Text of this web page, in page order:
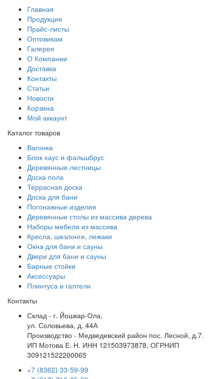
Главная
Продукция
Прайс-листы
Оптовикам
Галерея
О Компании
Доставка
Контакты
Статьи
Новости
Корзина
Мой аккаунт
Каталог товаров
Вагонка
Блок хаус и фальшбрус
Деревянные лестницы
Доска пола
Террасная доска
Доска для бани
Погонажные изделия
Деревянные столы из массива дерева
Наборы мебели из массива
Кресла, шезлонги, лежаки
Окна для бани и сауны
Двери для бани и сауны
Барные стойки
Аксессуары
Плинтуса и галтели
Контакты
Склад - г. Йошкар-Ола,
ул. Соловьева, д. 44А
Производство - Медведевский район пос. Лесной, д.7.
ИП Мотова Е. Н. ИНН 121503973878, ОГРНИП
309121522200065
+7 (8362) 33-59-99